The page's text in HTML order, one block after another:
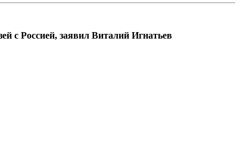
с Россией, заявил Виталий Игнатьев